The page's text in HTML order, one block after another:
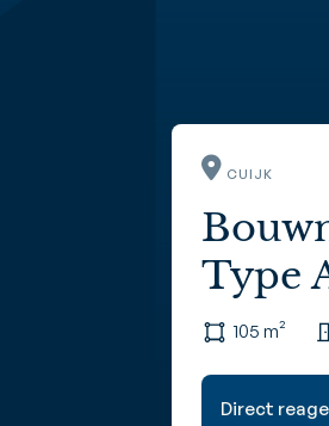
CUIJK
Type
105 m²
Direct